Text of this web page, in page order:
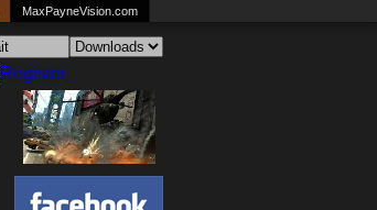
MaxPayneVision.com